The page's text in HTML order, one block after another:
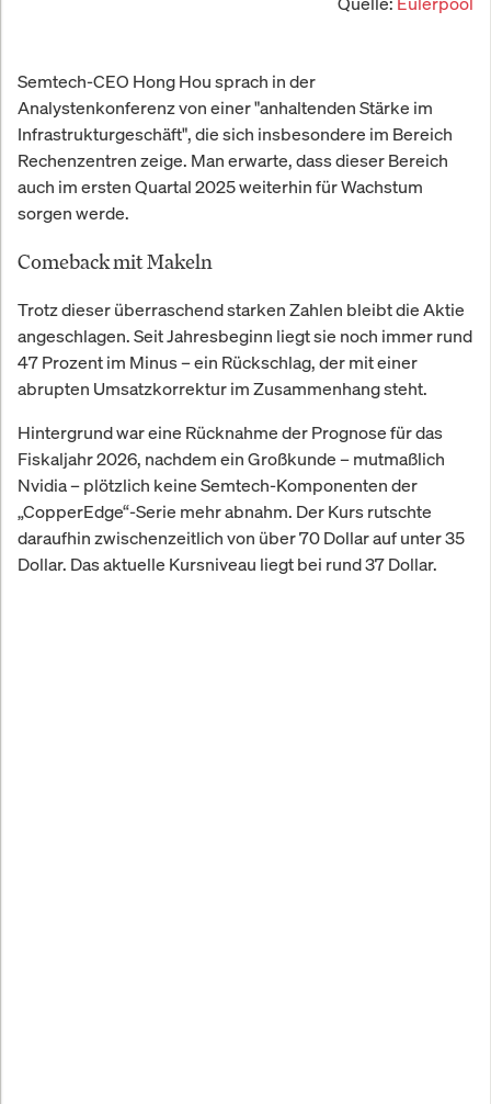
Semtech-CEO Hong Hou sprach in der
Analystenkonferenz von einer "anhaltenden Stärke im
Infrastrukturgeschäft", die sich insbesondere im Bereich
Rechenzentren zeige. Man erwarte, dass dieser Bereich
auch im ersten Quartal 2025 weiterhin für Wachstum
sorgen werde.
Comeback mit Makeln
Trotz dieser überraschend starken Zahlen bleibt die Aktie
angeschlagen. Seit Jahresbeginn liegt sie noch immer rund
47 Prozent im Minus – ein Rückschlag, der mit einer
abrupten Umsatzkorrektur im Zusammenhang steht.
Hintergrund war eine Rücknahme der Prognose für das
Fiskaljahr 2026, nachdem ein Großkunde – mutmaßlich
Nvidia – plötzlich keine Semtech-Komponenten der
„CopperEdge“-Serie mehr abnahm. Der Kurs rutschte
daraufhin zwischenzeitlich von über 70 Dollar auf unter 35
Dollar. Das aktuelle Kursniveau liegt bei rund 37 Dollar.